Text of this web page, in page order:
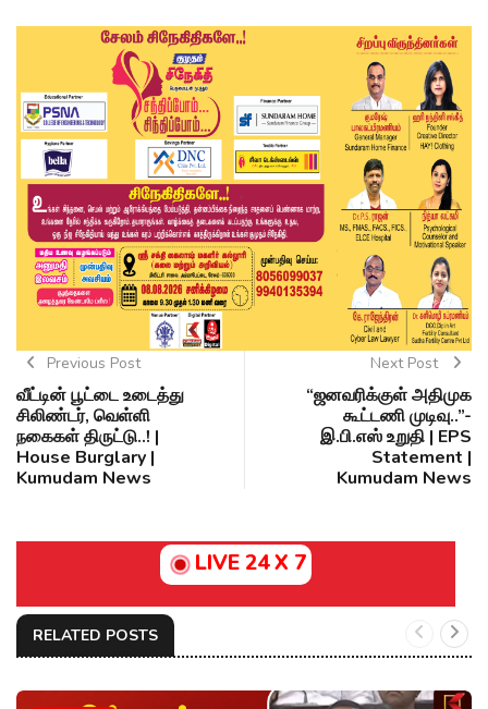
Previous Post
வீட்டின் பூட்டை உடைத்து
சிலிண்டர், வெள்ளி
நகைகள் திருட்டு..! |
House Burglary |
Kumudam News
Next Post
“ஜனவரிக்குள் அதிமுக
கூட்டணி முடிவு..”-
இ.பி.எஸ் உறுதி | EPS
Statement |
Kumudam News
LIVE 24 X 7
RELATED POSTS